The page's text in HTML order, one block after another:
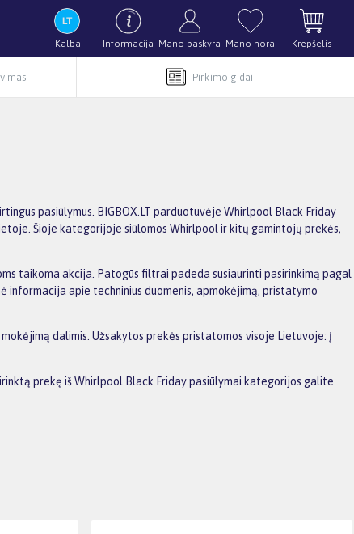
Kalba Informacija Mano paskyra Mano norai Krepšelis
Pirkimo gidai
pasiūlymus. BIGBOX.LT parduotuvėje Whirlpool Black Friday
Šioje kategorijoje siūlomos Whirlpool ir kitų gamintojų prekės,
taikoma akcija. Patogūs filtrai padeda susiaurinti pasirinkimą pagal
apie techninius duomenis, apmokėjimą, pristatymo
dalimis. Užsakytos prekės pristatomos visoje Lietuvoje: į
prekę iš Whirlpool Black Friday pasiūlymai kategorijos galite